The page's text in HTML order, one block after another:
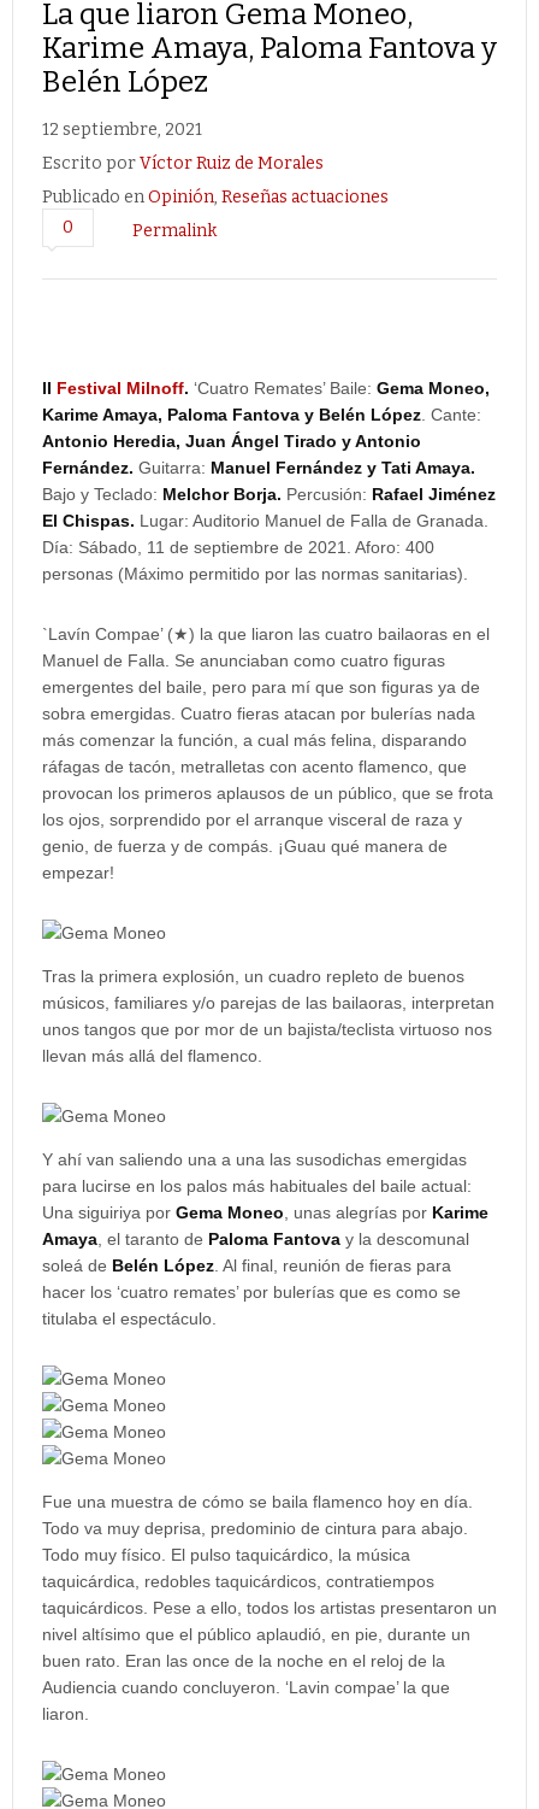
La que liaron Gema Moneo,
Karime Amaya, Paloma Fantova y
Belén López
12 septiembre, 2021
Escrito porVíctor Ruiz de Morales
Publicado enOpinión, Reseñas actuaciones
0
Permalink
II Festival Milnoff. ‘Cuatro Remates’ Baile: Gema Moneo,
Karime Amaya, Paloma Fantova y Belén López . Cante:
Antonio Heredia, Juan Ángel Tirado y Antonio
Fernández. Guitarra: Manuel Fernández y Tati Amaya.
Bajo y Teclado: Melchor Borja. Percusión: Rafael Jiménez
El Chispas. Lugar: Auditorio Manuel de Falla de Granada.
Día: Sábado, 11 de septiembre de 2021. Aforo: 400
personas (Máximo permitido por las normas sanitarias).
`Lavín Compae’ (★) la que liaron las cuatro bailaoras en el
Manuel de Falla. Se anunciaban como cuatro figuras
emergentes del baile, pero para mí que son figuras ya de
sobra emergidas. Cuatro fieras atacan por bulerías nada
más comenzar la función, a cual más felina, disparando
ráfagas de tacón, metralletas con acento flamenco, que
provocan los primeros aplausos de un público, que se frota
los ojos, sorprendido por el arranque visceral de raza y
genio, de fuerza y de compás. ¡Guau qué manera de
empezar!
Tras la primera explosión, un cuadro repleto de buenos
músicos, familiares y/o parejas de las bailaoras, interpretan
unos tangos que por mor de un bajista/teclista virtuoso nos
llevan más allá del flamenco.
Y ahí van saliendo una a una las susodichas emergidas
para lucirse en los palos más habituales del baile actual:
Una siguiriya por Gema Moneo , unas alegrías por Karime
Amaya , el taranto de Paloma Fantova y la descomunal
soleá de Belén López . Al final, reunión de fieras para
hacer los ‘cuatro remates’ por bulerías que es como se
titulaba el espectáculo.
Fue una muestra de cómo se baila flamenco hoy en día.
Todo va muy deprisa, predominio de cintura para abajo.
Todo muy físico. El pulso taquicárdico, la música
taquicárdica, redobles taquicárdicos, contratiempos
taquicárdicos. Pese a ello, todos los artistas presentaron un
nivel altísimo que el público aplaudió, en pie, durante un
buen rato. Eran las once de la noche en el reloj de la
Audiencia cuando concluyeron. ‘Lavin compae’ la que
liaron.